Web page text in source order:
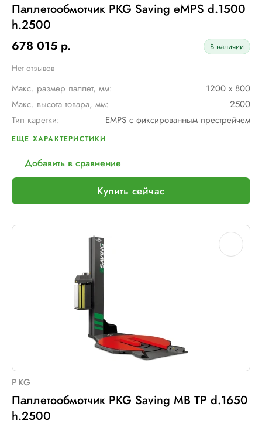
Паллетообмотчик PKG Saving eMPS d.1500
h.2500
678 015 р.
В наличии
Нет отзывов
Макс. размер паллет, мм:
1200 х 800
Макс. высота товара, мм:
2500
Тип каретки:
EMPS с фиксированным престрейчем
Скорость обмотки:
Мин. размер паллет, мм:
Тип питания:
220В
Макс. вес рулона с пленкой, кг:
16
Шир. рулона с пленкой, мм:
500
Макс. грузоподъемность, кг:
2000 (Опция: 3000 )
Электрическое подключение:
Установленная мощность::
ЕЩЕ ХАРАКТЕРИСТИКИ
Добавить в сравнение
Купить сейчас
PKG
Паллетообмотчик PKG Saving MB TP d.1650
h.2500